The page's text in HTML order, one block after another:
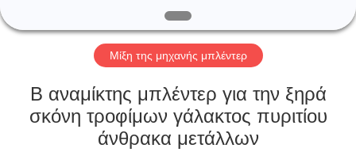
ΓΎΡΟΣ
ΕΡΓΟΣΤΑΣΊΩΝ
ΠΟΙΟΤΙΚΌΣ
ΈΛΕΓΧΟΣ
Μίξη της μηχανής μπλέντερ
Β αναμίκτης μπλέντερ για την ξηρά
σκόνη τροφίμων γάλακτος πυριτίου
άνθρακα μετάλλων